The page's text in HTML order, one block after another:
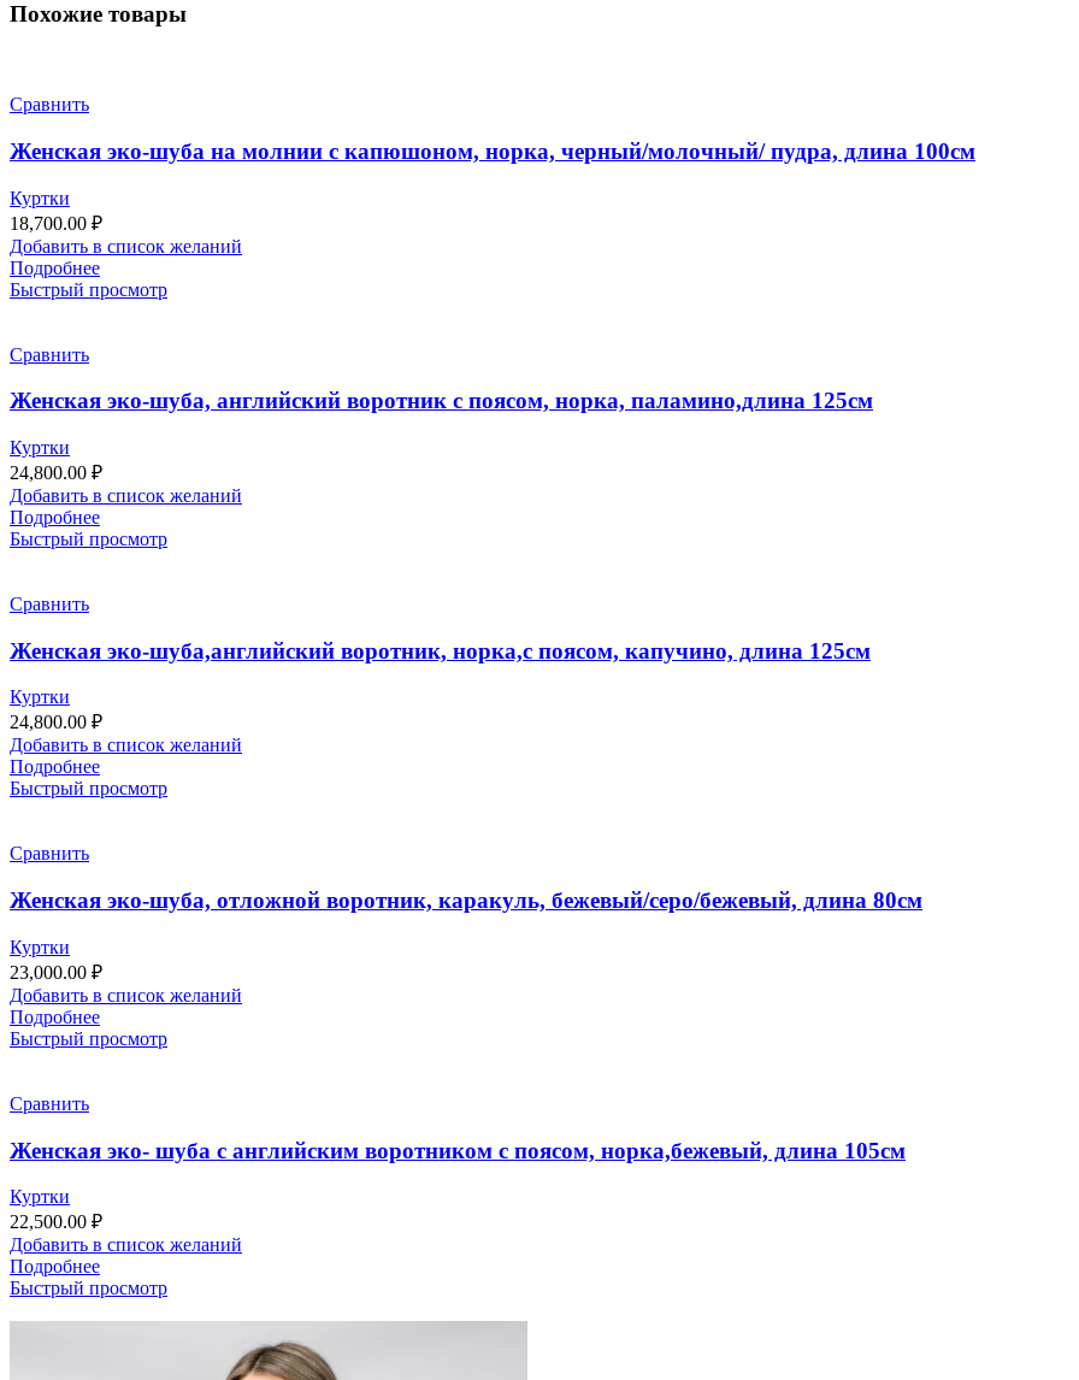
Похожие товары
Сравнить
Женская эко-шуба на молнии с капюшоном, норка, черный/молочный/ пудра, длина 100см
Куртки
18,700.00 ₽
Добавить в список желаний
Подробнее
Быстрый просмотр
Сравнить
Женская эко-шуба, английский воротник с поясом, норка, паламино,длина 125см
Куртки
24,800.00 ₽
Добавить в список желаний
Подробнее
Быстрый просмотр
Сравнить
Женская эко-шуба,английский воротник, норка,с поясом, капучино, длина 125см
Куртки
24,800.00 ₽
Добавить в список желаний
Подробнее
Быстрый просмотр
Сравнить
Женская эко-шуба, отложной воротник, каракуль, бежевый/серо/бежевый, длина 80см
Куртки
23,000.00 ₽
Добавить в список желаний
Подробнее
Быстрый просмотр
Сравнить
Женская эко- шуба с английским воротником с поясом, норка,бежевый, длина 105см
Куртки
22,500.00 ₽
Добавить в список желаний
Подробнее
Быстрый просмотр